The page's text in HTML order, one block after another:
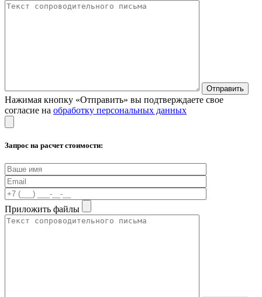
Нажимая кнопку «Отправить» вы подтверждаете свое
согласие на обработку персональных данных
Запрос на расчет стоимости:
Приложить файлы